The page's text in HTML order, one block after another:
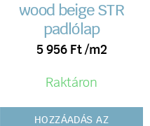
wood beige STR
padlólap
5 956 Ft /m2
Raktáron
HOZZÁADÁS AZ